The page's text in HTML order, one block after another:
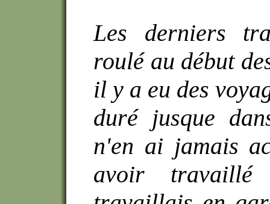
Les derniers
roulé au début
il y a eu des
duré jusque
n'en ai jamais
avoir